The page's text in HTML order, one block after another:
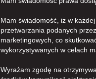
Mam świadomość, iż w
przetwarzania podanych
marketingowych, co
wykorzystywanych w celach
Wyrażam zgodę na